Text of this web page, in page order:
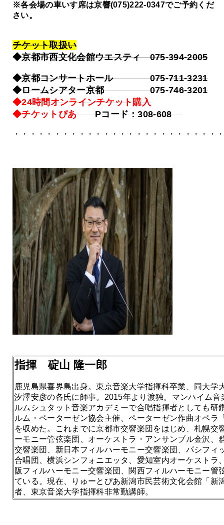
※各会場の車いす席は京響(075)222-0347でご予約くだ
さい。
チケット取扱い
◆京都市西文化会館ウエスティ 075-394-2005
◆京都コンサートホール 075-711-3231
◆ロームシアター京都 075-746-3201
◆24時間オンラインチケット購入
◆チケットぴあ
Pコード：308-608
・・・・・・・・・・・・・・・・・・・・・・・・・
指揮 碇山 隆一郎
鹿児島県喜界島出身。東京音楽大学指揮科卒業、同大学
汐澤安彦の各氏に師事。2015年より渡独。マンハイム
ルムシュタット音楽アカデミーで合唱指揮者としても研
ルム・ペーターゼン協会主催、ペーターゼン作曲オペラ
を収めた。これまでに京都市交響楽団をはじめ、札幌交
ーモニー管弦楽団、オーケストラ・アンサンブル金沢、
交響楽団、新日本フィルハーモニー交響楽団、パシフィ
合唱団、横浜シンフォニエッタ、愛知室内オーケストラ
阪フィルハーモニー交響楽団、関西フィルハーモニー管
ている。現在、りゅーとぴあ新潟市民芸術文化会館「新
者、東京音楽大学指揮科非常勤講師。